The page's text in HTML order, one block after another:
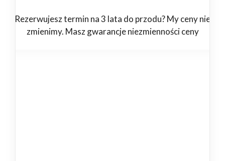
Rezerwujesz termin na 3 lata do przodu? My ceny nie
zmienimy. Masz gwarancje niezmienności ceny